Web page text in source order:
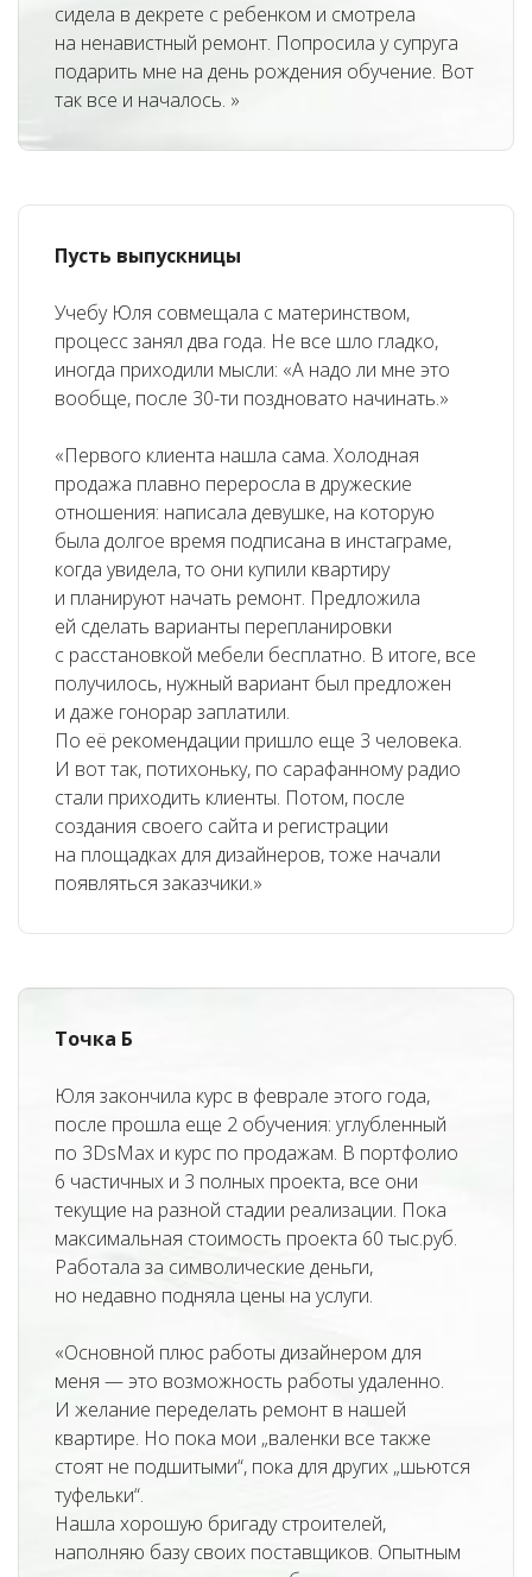
сидела в декрете с ребенком и смотрела
на ненавистный ремонт. Попросила у супруга
подарить мне на день рождения обучение. Вот
так все и началось. »
Пусть выпускницы
Учебу Юля совмещала с материнством,
процесс занял два года. Не все шло гладко,
иногда приходили мысли: «А надо ли мне это
вообще, после 30-ти поздновато начинать.»
«Первого клиента нашла сама. Холодная
продажа плавно переросла в дружеские
отношения: написала девушке, на которую
была долгое время подписана в инстаграме,
когда увидела, то они купили квартиру
и планируют начать ремонт. Предложила
ей сделать варианты перепланировки
с расстановкой мебели бесплатно. В итоге, все
получилось, нужный вариант был предложен
и даже гонорар заплатили.
По её рекомендации пришло еще 3 человека.
И вот так, потихоньку, по сарафанному радио
стали приходить клиенты. Потом, после
создания своего сайта и регистрации
на площадках для дизайнеров, тоже начали
появляться заказчики.»
Точка Б
Юля закончила курс в феврале этого года,
после прошла еще 2 обучения: углубленный
по 3DsMax и курс по продажам. В портфолио
6 частичных и 3 полных проекта, все они
текущие на разной стадии реализации. Пока
максимальная стоимость проекта 60 тыс.руб.
Работала за символические деньги,
но недавно подняла цены на услуги.
«Основной плюс работы дизайнером для
меня — это возможность работы удаленно.
И желание переделать ремонт в нашей
квартире. Но пока мои „валенки все также
стоят не подшитыми“, пока для других „шьются
туфельки“.
Нашла хорошую бригаду строителей,
наполняю базу своих поставщиков. Опытным